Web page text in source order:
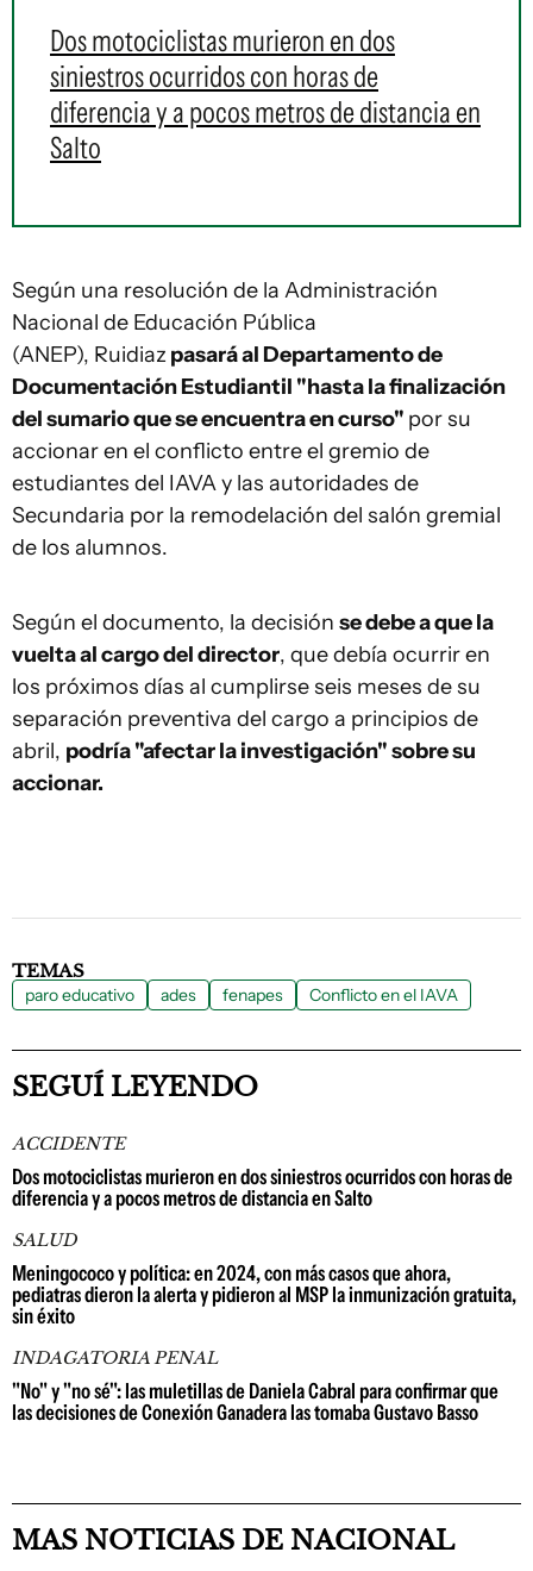
Dos motociclistas murieron en dos
siniestros ocurridos con horas de
diferencia y a pocos metros de distancia en
Salto
Según una resolución de la Administración
Nacional de Educación Pública
(ANEP), Ruidiaz pasará al Departamento de
Documentación Estudiantil "hasta la finalización
del sumario que se encuentra en curso" por su
accionar en el conflicto entre el gremio de
estudiantes del IAVA y las autoridades de
Secundaria por la remodelación del salón gremial
de los alumnos.
Según el documento, la decisión se debe a que la
vuelta al cargo del director, que debía ocurrir en
los próximos días al cumplirse seis meses de su
separación preventiva del cargo a principios de
abril, podría "afectar la investigación" sobre su
accionar.
TEMAS
paro educativo ades fenapes Conflicto en el IAVA
SEGUÍ LEYENDO
ACCIDENTE
Dos motociclistas murieron en dos siniestros ocurridos con horas de
diferencia y a pocos metros de distancia en Salto
SALUD
Meningococo y política: en 2024, con más casos que ahora,
pediatras dieron la alerta y pidieron al MSP la inmunización gratuita,
sin éxito
INDAGATORIA PENAL
"No" y "no sé": las muletillas de Daniela Cabral para confirmar que
las decisiones de Conexión Ganadera las tomaba Gustavo Basso
MAS NOTICIAS DE NACIONAL